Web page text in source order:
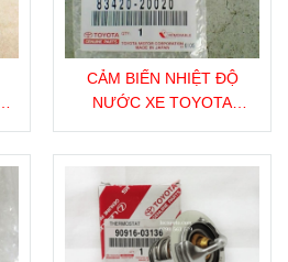
CẢM BIẾN NHIỆT ĐỘ
NƯỚC XE TOYOTA